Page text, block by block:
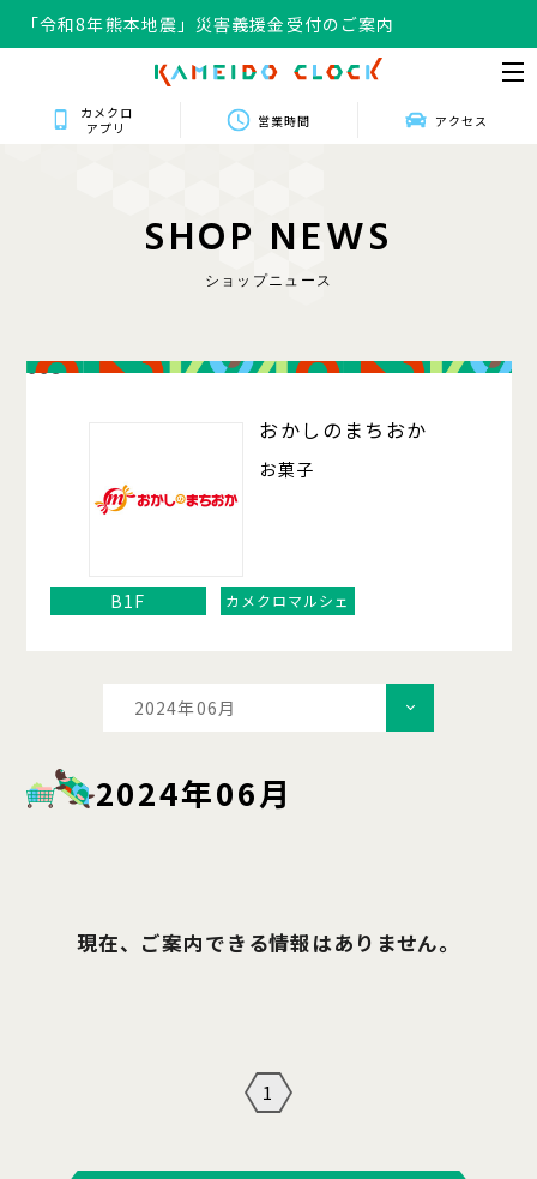
「令和8年熊本地震」災害義援金受付のご案内
カメクロ
アプリ
営業時間 アクセス
SHOP NEWS
ショップニュース
008
おかしのまちおか
お菓子
B1F カメクロマルシェ
2024年06月
2024年06月
現在、ご案内できる情報はありません。
1